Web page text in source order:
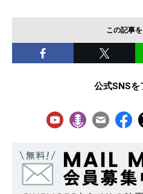
この記事
公式SNSを